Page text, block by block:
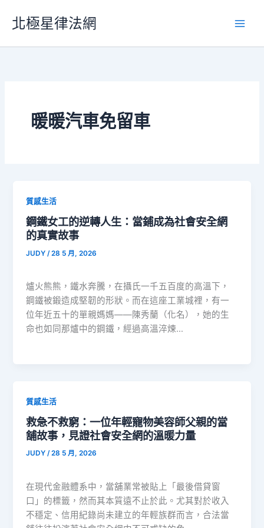
要
北極星律法網
暖暖汽車免留車
質感生活
鋼鐵女工的逆轉人生：當鋪成為社會安全網
的真實故事
JUDY /28 5 月, 2026
爐火熊熊，鐵水奔騰，在攝氏一千五百度的高溫下，
鋼鐵被鍛造成堅韌的形狀。而在這座工業城裡，有一
位年近五十的單親媽媽——陳秀蘭（化名），她的生
命也如同那爐中的鋼鐵，經過高溫淬煉…
質感生活
救急不救窮：一位年輕寵物美容師父親的當
舖故事，見證社會安全網的溫暖力量
JUDY/28 5 月, 2026
在現代金融體系中，當舖業常被貼上「最後借貸窗
口」的標籤，然而其本質遠不止於此。尤其對於收入
不穩定、信用紀錄尚未建立的年輕族群而言，合法當